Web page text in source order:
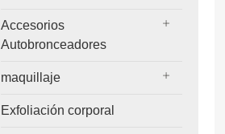
Accesorios
Autobronceadores
maquillaje
Exfoliación corporal